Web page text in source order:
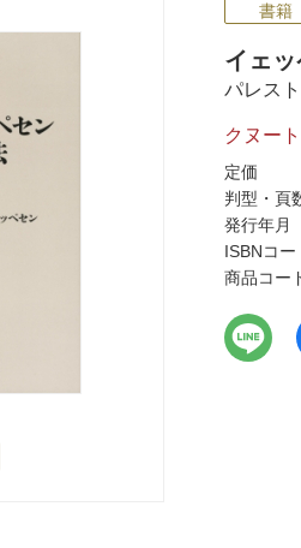
書籍
イェ
パレス
クヌー
定価
判型・頁
発行年月
ISBNコー
商品コー